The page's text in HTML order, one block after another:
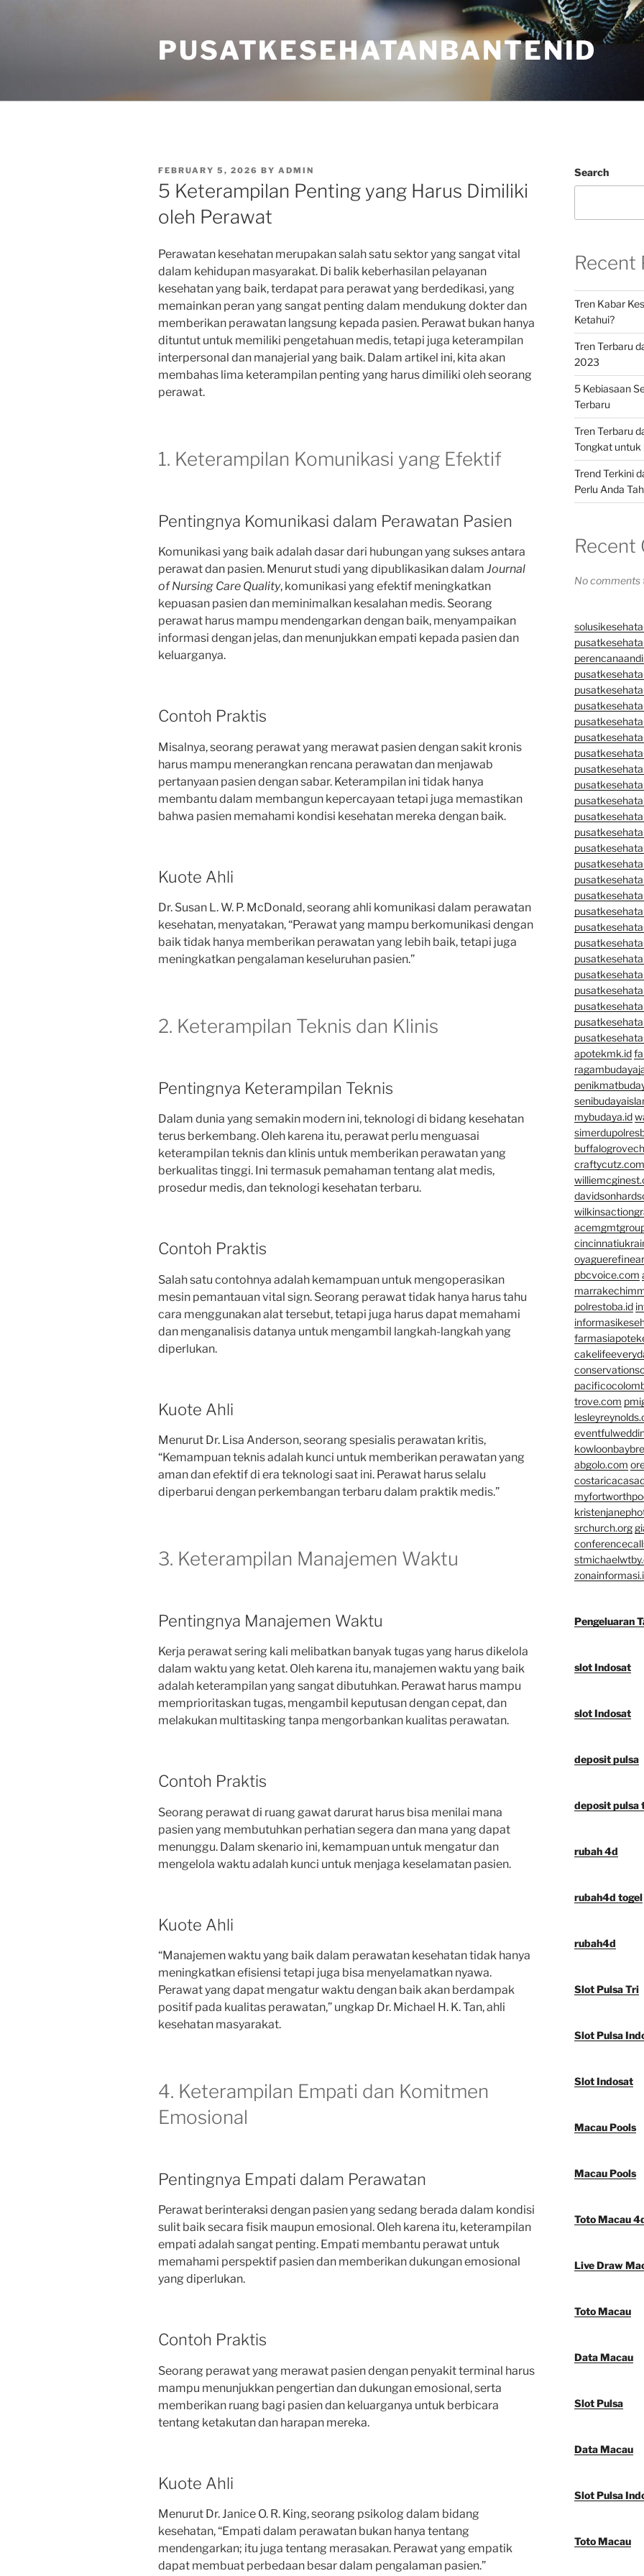
PUSATKESEHATANBANTENID
POSTED
ON
FEBRUARY 5, 2026 BY ADMIN
5 Keterampilan Penting yang Harus Dimiliki
oleh Perawat
Perawatan kesehatan merupakan salah satu sektor yang sangat vital
dalam kehidupan masyarakat. Di balik keberhasilan pelayanan
kesehatan yang baik, terdapat para perawat yang berdedikasi, yang
memainkan peran yang sangat penting dalam mendukung dokter dan
memberikan perawatan langsung kepada pasien. Perawat bukan hanya
dituntut untuk memiliki pengetahuan medis, tetapi juga keterampilan
interpersonal dan manajerial yang baik. Dalam artikel ini, kita akan
membahas lima keterampilan penting yang harus dimiliki oleh seorang
perawat.
1. Keterampilan Komunikasi yang Efektif
Pentingnya Komunikasi dalam Perawatan Pasien
Komunikasi yang baik adalah dasar dari hubungan yang sukses antara
perawat dan pasien. Menurut studi yang dipublikasikan dalam Journal
of Nursing Care Quality, komunikasi yang efektif meningkatkan
kepuasan pasien dan meminimalkan kesalahan medis. Seorang
perawat harus mampu mendengarkan dengan baik, menyampaikan
informasi dengan jelas, dan menunjukkan empati kepada pasien dan
keluarganya.
Contoh Praktis
Misalnya, seorang perawat yang merawat pasien dengan sakit kronis
harus mampu menerangkan rencana perawatan dan menjawab
pertanyaan pasien dengan sabar. Keterampilan ini tidak hanya
membantu dalam membangun kepercayaan tetapi juga memastikan
bahwa pasien memahami kondisi kesehatan mereka dengan baik.
Kuote Ahli
Dr. Susan L. W. P. McDonald, seorang ahli komunikasi dalam perawatan
kesehatan, menyatakan, “Perawat yang mampu berkomunikasi dengan
baik tidak hanya memberikan perawatan yang lebih baik, tetapi juga
meningkatkan pengalaman keseluruhan pasien.”
2. Keterampilan Teknis dan Klinis
Pentingnya Keterampilan Teknis
Dalam dunia yang semakin modern ini, teknologi di bidang kesehatan
terus berkembang. Oleh karena itu, perawat perlu menguasai
keterampilan teknis dan klinis untuk memberikan perawatan yang
berkualitas tinggi. Ini termasuk pemahaman tentang alat medis,
prosedur medis, dan teknologi kesehatan terbaru.
Contoh Praktis
Salah satu contohnya adalah kemampuan untuk mengoperasikan
mesin pemantauan vital sign. Seorang perawat tidak hanya harus tahu
cara menggunakan alat tersebut, tetapi juga harus dapat memahami
dan menganalisis datanya untuk mengambil langkah-langkah yang
diperlukan.
Kuote Ahli
Menurut Dr. Lisa Anderson, seorang spesialis perawatan kritis,
“Kemampuan teknis adalah kunci untuk memberikan perawatan yang
aman dan efektif di era teknologi saat ini. Perawat harus selalu
diperbarui dengan perkembangan terbaru dalam praktik medis.”
3. Keterampilan Manajemen Waktu
Pentingnya Manajemen Waktu
Kerja perawat sering kali melibatkan banyak tugas yang harus dikelola
dalam waktu yang ketat. Oleh karena itu, manajemen waktu yang baik
adalah keterampilan yang sangat dibutuhkan. Perawat harus mampu
memprioritaskan tugas, mengambil keputusan dengan cepat, dan
melakukan multitasking tanpa mengorbankan kualitas perawatan.
Contoh Praktis
Seorang perawat di ruang gawat darurat harus bisa menilai mana
pasien yang membutuhkan perhatian segera dan mana yang dapat
menunggu. Dalam skenario ini, kemampuan untuk mengatur dan
mengelola waktu adalah kunci untuk menjaga keselamatan pasien.
Kuote Ahli
“Manajemen waktu yang baik dalam perawatan kesehatan tidak hanya
meningkatkan efisiensi tetapi juga bisa menyelamatkan nyawa.
Perawat yang dapat mengatur waktu dengan baik akan berdampak
positif pada kualitas perawatan,” ungkap Dr. Michael H. K. Tan, ahli
kesehatan masyarakat.
4. Keterampilan Empati dan Komitmen
Emosional
Pentingnya Empati dalam Perawatan
Perawat berinteraksi dengan pasien yang sedang berada dalam kondisi
sulit baik secara fisik maupun emosional. Oleh karena itu, keterampilan
empati adalah sangat penting. Empati membantu perawat untuk
memahami perspektif pasien dan memberikan dukungan emosional
yang diperlukan.
Contoh Praktis
Seorang perawat yang merawat pasien dengan penyakit terminal harus
mampu menunjukkan pengertian dan dukungan emosional, serta
memberikan ruang bagi pasien dan keluarganya untuk berbicara
tentang ketakutan dan harapan mereka.
Kuote Ahli
Menurut Dr. Janice O. R. King, seorang psikolog dalam bidang
kesehatan, “Empati dalam perawatan bukan hanya tentang
mendengarkan; itu juga tentang merasakan. Perawat yang empatik
dapat membuat perbedaan besar dalam pengalaman pasien.”
Search
Recent
Tren Kabar
Ketahui?
Tren Terbaru
2023
5 Kebiasaan
Terbaru
Tren Terbaru
Tongkat untuk
Trend Terkini
Perlu Anda
Recent
No comments
apotekmk.id
mybudaya.id
craftycutz.com
pbcvoice.com
polrestoba.id
trove.com
abgolo.com
srchurch.org
Pengeluaran
slot Indosat
slot Indosat
deposit pulsa
deposit pulsa
rubah 4d
rubah4d togel
rubah4d
Slot Pulsa Tri
Slot Pulsa
Slot Indosat
Macau Pools
Macau Pools
Toto Macau
Live Draw
Toto Macau
Data Macau
Slot Pulsa
Data Macau
Slot Pulsa
Toto Macau